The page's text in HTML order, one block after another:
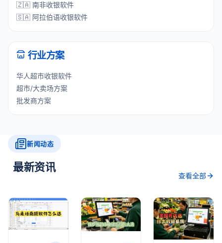
🇿🇦 南非收银软件
🇸🇦 阿拉伯语收银软件
行业方案
华人超市收银软件
超市/大卖场方案
批发商方案
新闻动态
最新资讯
查看全部